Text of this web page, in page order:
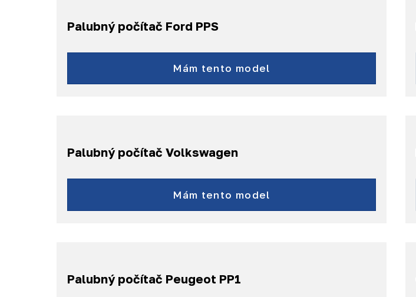
Palubný počítač Ford PPS
Kuga
C-Max
Focus
Mám tento model
Palubný počítač Volkswagen
Touareg
a ďalšie...
Mám tento model
Palubný počítač Peugeot PP1